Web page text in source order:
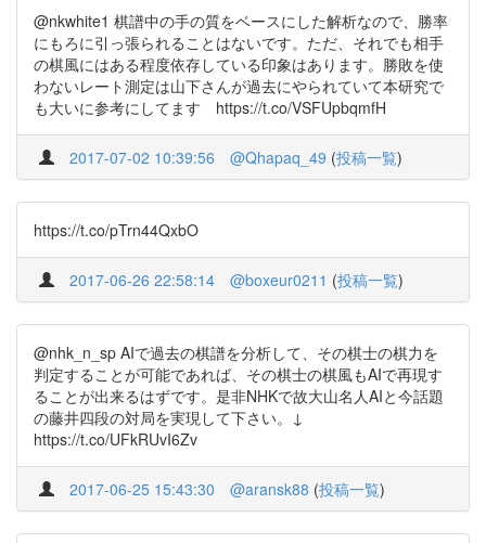
@nkwhite1 棋譜中の手の質をベースにした解析なので、勝率
にもろに引っ張られることはないです。ただ、それでも相手
の棋風にはある程度依存している印象はあります。勝敗を使
わないレート測定は山下さんが過去にやられていて本研究で
も大いに参考にしてます https://t.co/VSFUpbqmfH
2017-07-02 10:39:56 @Qhapaq_49 (投稿一覧)
https://t.co/pTrn44QxbO
2017-06-26 22:58:14 @boxeur0211 (投稿一覧)
@nhk_n_sp AIで過去の棋譜を分析して、その棋士の棋力を
判定することが可能であれば、その棋士の棋風もAIで再現す
ることが出来るはずです。是非NHKで故大山名人AIと今話題
の藤井四段の対局を実現して下さい。↓
https://t.co/UFkRUvI6Zv
2017-06-25 15:43:30 @aransk88 (投稿一覧)